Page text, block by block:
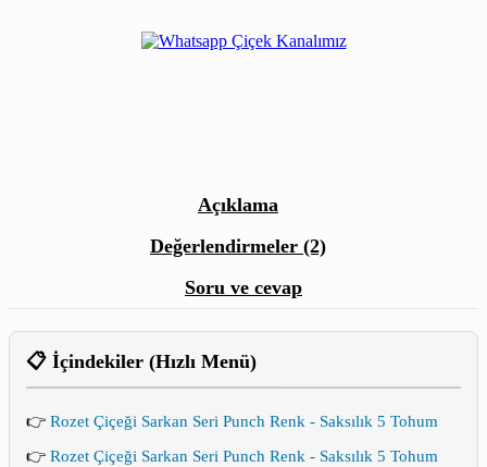
Açıklama
Değerlendirmeler (2)
Soru ve cevap
📋 İçindekiler (Hızlı Menü)
👉 Rozet Çiçeği Sarkan Seri Punch Renk - Saksılık 5 Tohum
👉 Rozet Çiçeği Sarkan Seri Punch Renk - Saksılık 5 Tohum